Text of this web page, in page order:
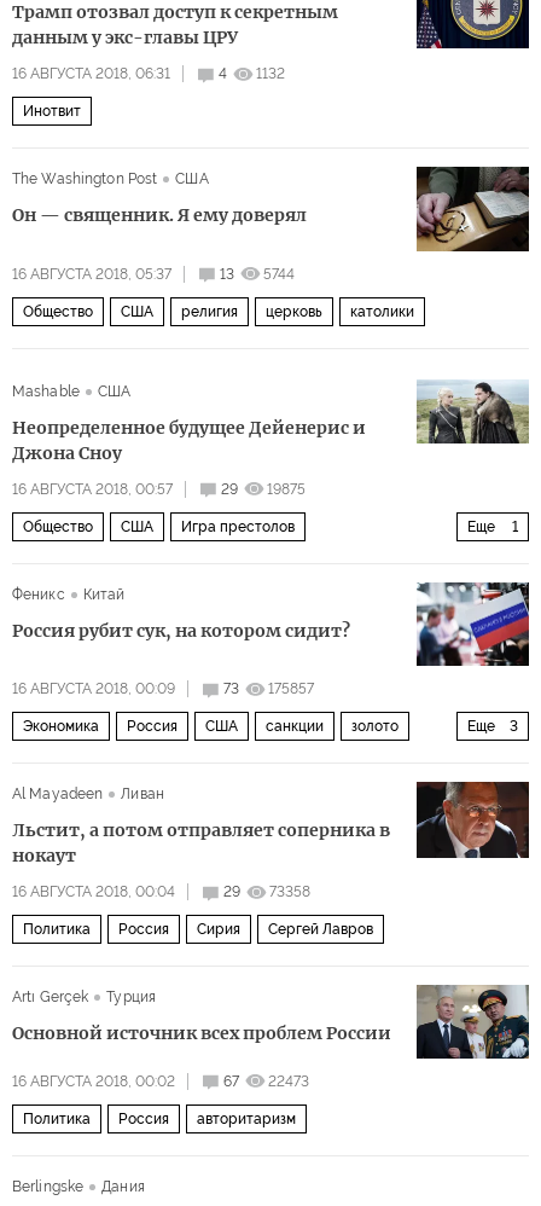
Трамп отозвал доступ к секретным
данным у экс-главы ЦРУ
16 АВГУСТА 2018, 06:31 4 1132
Инотвит
The Washington Post США
Он — священник. Я ему доверял
16 АВГУСТА 2018, 05:37 13 5744
Общество США религия церковь католики
Mashable США
Неопределенное будущее Дейенерис и
Джона Сноу
16 АВГУСТА 2018, 00:57 29 19875
Еще 1
Общество США Игра престолов
Феникс
Китай
Россия рубит сук, на котором сидит?
16 АВГУСТА 2018, 00:09 73 175857
Еще 3
Экономика Россия США санкции золото
Al Mayadeen
Ливан
Льстит, а потом отправляет соперника в
нокаут
16 АВГУСТА 2018, 00:04 29 73358
Политика Россия Сирия Сергей Лавров
Artı Gerçek Турция
Основной источник всех проблем России
16 АВГУСТА 2018, 00:02 67 22473
Политика Россия авторитаризм
Berlingske Дания